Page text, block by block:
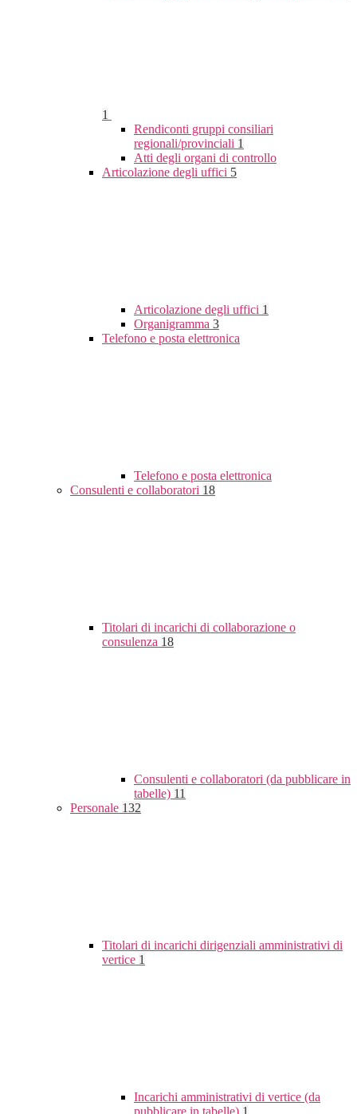
1
Rendiconti gruppi consiliari
regionali/provinciali 1
Atti degli organi di controllo
Articolazione degli uffici 5
Articolazione degli uffici 1
Organigramma 3
Telefono e posta elettronica
Telefono e posta elettronica
Consulenti e collaboratori 18
Titolari di incarichi di collaborazione o
consulenza 18
Consulenti e collaboratori (da pubblicare in
tabelle) 11
Personale 132
Titolari di incarichi dirigenziali amministrativi di
vertice 1
Incarichi amministrativi di vertice (da